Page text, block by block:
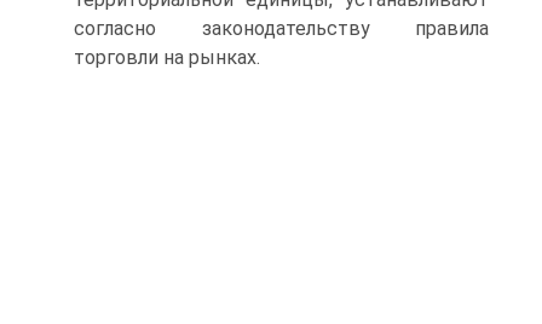
согласно законодательству правила
торговли на рынках.